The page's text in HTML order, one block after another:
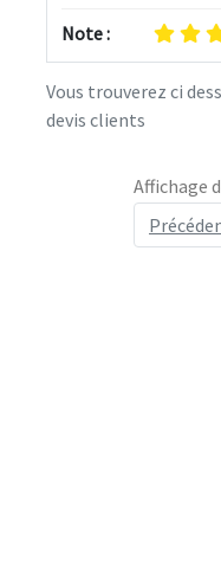
Vous trouverez ci
devis clients
Note :
Affichage